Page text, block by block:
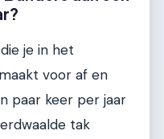
je in het
voor af en
paar keer per jaar
tak